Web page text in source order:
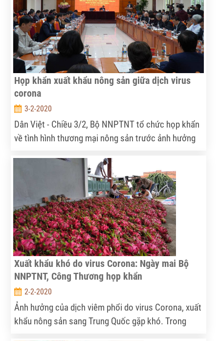
Họp khẩn xuất khẩu nông sản giữa dịch virus
corona
3-2-2020
Dân Việt - Chiều 3/2, Bộ NNPTNT tổ chức họp khẩn
về tình hình thương mại nông sản trước ảnh hưởng
virus corona gây ra. Phó Thủ tướng Chính phủ Vũ
Đức Đam, Trưởng ban Chỉ đạo Quốc gia phòng,
chống dịch bệnh viêm đường hô hấp cấp do chủng
mới của virus corona dự kiến sẽ đến dự và phát biểu
chỉ đạo hội nghị.
Xuất khẩu khó do virus Corona: Ngày mai Bộ
NNPTNT, Công Thương họp khẩn
2-2-2020
Ảnh hưởng của dịch viêm phổi do virus Corona, xuất
khẩu nông sản sang Trung Quốc gặp khó. Trong